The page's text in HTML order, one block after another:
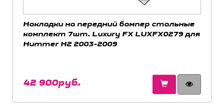
Накладки на передний бампер стальные
комплект 7шт. Luxury FX LUXFX0279 для
Hummer H2 2003-2009
42 900руб.